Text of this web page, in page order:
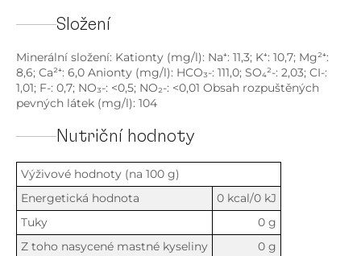
Složení
Minerální složení: Kationty (mg/l): Na⁺: 11,3; K⁺: 10,7; Mg²⁺:
8,6; Ca²⁺: 6,0 Anionty (mg/l): HCO₃-: 111,0; SO₄²-: 2,03; CI-:
1,01; F-: 0,7; NO₃-: <0,5; NO₂-: <0,01 Obsah rozpuštěných
pevných látek (mg/l): 104
Nutriční hodnoty
Výživové hodnoty (na 100 g)
Energetická hodnota
0 kcal/0 kJ
Tuky
0 g
Z toho nasycené mastné kyseliny
0 g